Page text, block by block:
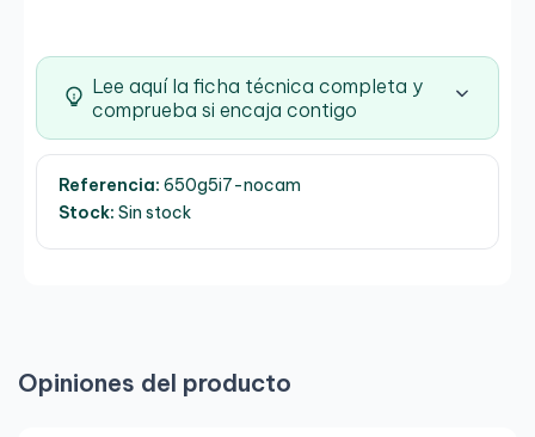
Lee aquí la ficha técnica completa y
comprueba si encaja contigo
Referencia: 650g5i7-nocam
Stock: Sin stock
Opiniones del producto